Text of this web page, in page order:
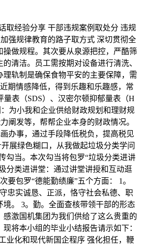
经验分享 干部违规案例取处分 违规
强规律教育的路子取方式 深切贯彻全
做规程。其次要从泉源把控，严酷筛
清洁。员工需按期对设备进行清洗、
轨制是确保食物平安的主要保障，需
期情感降低，得到乐趣和乐趣感，常
表（SDS）、汉密尔顿抑郁量表（H
为小我和企业供给财政规划和理财规
阐发等，帮帮企业本身的财政情况。
办事，通过手段降低税负，提高税见
展绿色糊口，从我做起垃圾分类学问
勾当。本次勾当将包罗“垃圾分类进讲
分类进讲堂：通过讲堂讲授和互动逛
包罗“德能勤绩廉”五个方面： 1。
忠实诚恳、正派，恪守社会私德、职
。 3。勤。全面查核带领干部的形态
激国机集团为我们供给了这么贵重的
将本小组的毕业小结报告请示如下：
业化和现代新国企程序 强化担任，鞭